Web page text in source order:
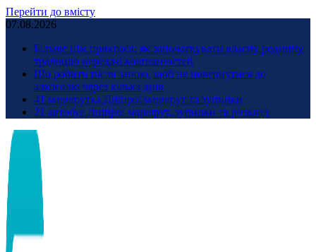
Перейти до вмісту
07.08.2026
Більше ніж прикраса: як започаткувати власну родинну
традицію передачі коштовностей
Що робити після запою, щоб не повернутися до
алкоголю через кілька днів
41 маршрутка Дніпро: маршрут та зупинки
21 автобус Дніпро: маршрут, зупинки та розклад